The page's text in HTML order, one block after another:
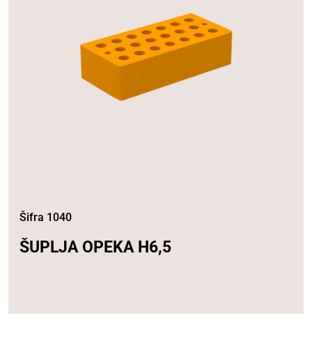
Šifra 1040
ŠUPLJA OPEKA H6,5